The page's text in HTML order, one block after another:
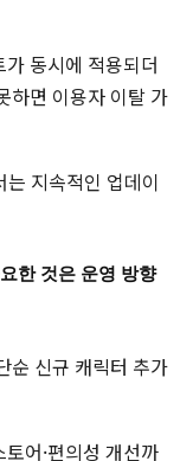
가 동시에 적용되더
하면 이용자 이탈 가
지속적인 업데이
한 것은 운영 방향
순 신규 캐릭터 추가
어·편의성 개선까